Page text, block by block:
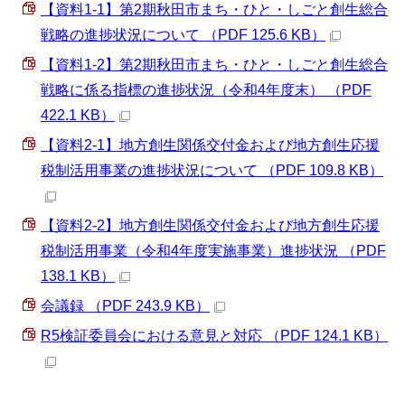
【資料1-1】第2期秋田市まち・ひと・しごと創生総合
戦略の進捗状況について （PDF 125.6 KB）
【資料1-2】第2期秋田市まち・ひと・しごと創生総合
戦略に係る指標の進捗状況（令和4年度末） （PDF
422.1 KB）
【資料2-1】地方創生関係交付金および地方創生応援
税制活用事業の進捗状況について （PDF 109.8 KB）
【資料2-2】地方創生関係交付金および地方創生応援
税制活用事業（令和4年度実施事業）進捗状況 （PDF
138.1 KB）
会議録 （PDF 243.9 KB）
R5検証委員会における意見と対応 （PDF 124.1 KB）